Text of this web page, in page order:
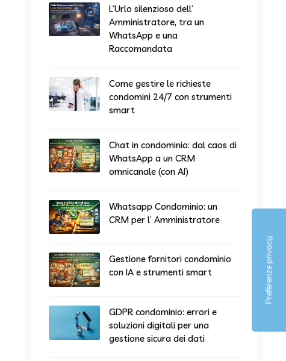
L’Urlo silenzioso dell’
Amministratore, tra un
WhatsApp e una
Raccomandata
Come gestire le richieste
condomini 24/7 con strumenti
smart
Chat in condominio: dal caos di
WhatsApp a un CRM
omnicanale (con AI)
Whatsapp Condominio: un
CRM per l’ Amministratore
Gestione fornitori condominio
con IA e strumenti smart
GDPR condominio: errori e
soluzioni digitali per una
gestione sicura dei dati